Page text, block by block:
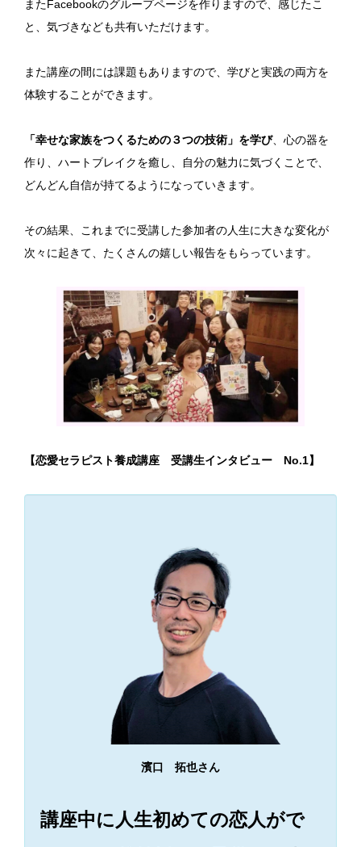
またFacebookのグループページを作りますので、感じたこ
と、気づきなども共有いただけます。
また講座の間には課題もありますので、学びと実践の両方を
体験することができます。
「幸せな家族をつくるための３つの技術」を学び、心の器を
作り、ハートブレイクを癒し、自分の魅力に気づくことで、
どんどん自信が持てるようになっていきます。
その結果、これまでに受講した参加者の人生に大きな変化が
次々に起きて、たくさんの嬉しい報告をもらっています。
【恋愛セラピスト養成講座 受講生インタビュー No.1】
濱口 拓也さん
講座中に人生初めての恋人がで